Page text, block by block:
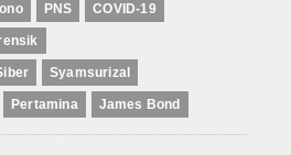
PNS COVID-19
Syamsurizal
Pertamina James Bond